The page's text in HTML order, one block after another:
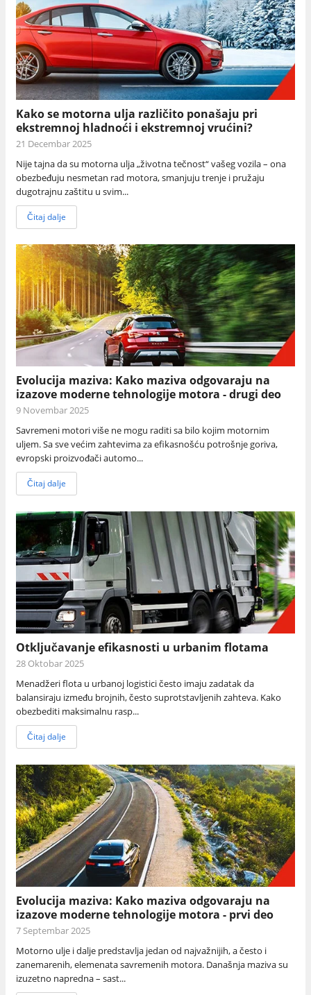
Kako se motorna ulja različito ponašaju pri
ekstremnoj hladnoći i ekstremnoj vrućini?
21 Decembar 2025
Nije tajna da su motorna ulja „životna tečnost“ vašeg vozila – ona
obezbeđuju nesmetan rad motora, smanjuju trenje i pružaju
dugotrajnu zaštitu u svim...
Čitaj dalje
Evolucija maziva: Kako maziva odgovaraju na
izazove moderne tehnologije motora - drugi deo
9 Novembar 2025
Savremeni motori više ne mogu raditi sa bilo kojim motornim
uljem. Sa sve većim zahtevima za efikasnošću potrošnje goriva,
evropski proizvođači automo...
Čitaj dalje
Otključavanje efikasnosti u urbanim flotama
28 Oktobar 2025
Menadžeri flota u urbanoj logistici često imaju zadatak da
balansiraju između brojnih, često suprotstavljenih zahteva. Kako
obezbediti maksimalnu rasp...
Čitaj dalje
Evolucija maziva: Kako maziva odgovaraju na
izazove moderne tehnologije motora - prvi deo
7 Septembar 2025
Motorno ulje i dalje predstavlja jedan od najvažnijih, a često i
zanemarenih, elemenata savremenih motora. Današnja maziva su
izuzetno napredna – sast...